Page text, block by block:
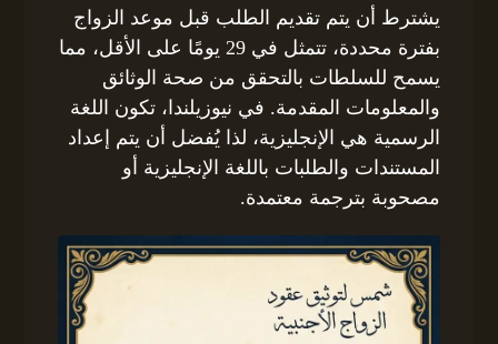
يشترط أن يتم تقديم الطلب قبل موعد الزواج
بفترة محددة، تتمثل في 29 يومًا على الأقل، مما
يسمح للسلطات بالتحقق من صحة الوثائق
والمعلومات المقدمة. في نيوزيلندا، تكون اللغة
الرسمية هي الإنجليزية، لذا يُفضل أن يتم إعداد
المستندات والطلبات باللغة الإنجليزية أو
مصحوبة بترجمة معتمدة.